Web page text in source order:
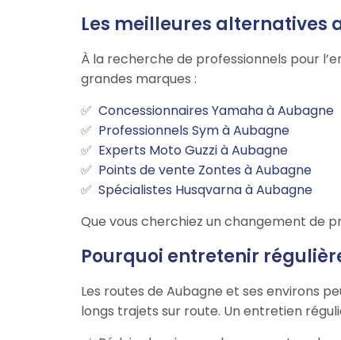
Les meilleures alternatives
À la recherche de professionnels pour
grandes marques :
Concessionnaires Yamaha à Aubagne
Professionnels Sym à Aubagne
Experts Moto Guzzi à Aubagne
Points de vente Zontes à Aubagne
Spécialistes Husqvarna à Aubagne
Que vous cherchiez un changement de
Pourquoi entretenir
Les routes de Aubagne et ses environs
longs trajets sur route. Un entretien